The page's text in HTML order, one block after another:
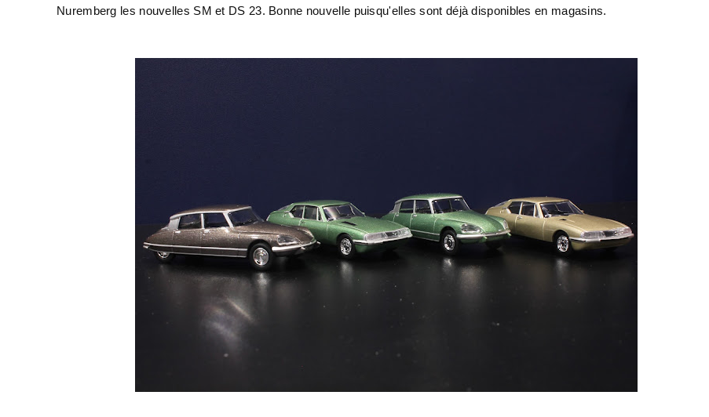
Nuremberg les nouvelles SM et DS 23. Bonne nouvelle puisqu'elles sont déjà disponibles en magasins.